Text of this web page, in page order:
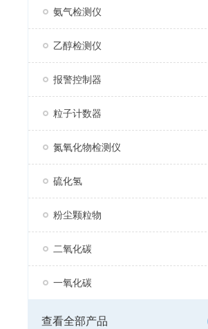
氨气检测仪
乙醇检测仪
报警控制器
粒子计数器
氮氧化物检测仪
硫化氢
粉尘颗粒物
二氧化碳
一氧化碳
查看全部产品